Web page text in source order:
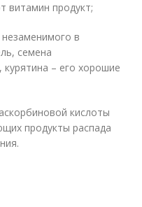
витамин продукт;
в
семена
– его хорошие
кислоты
продукты распада